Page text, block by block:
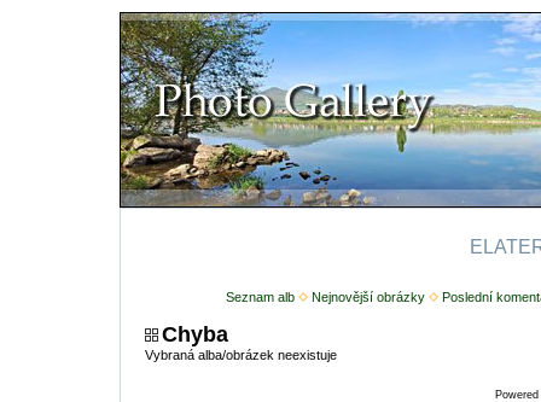
Seznam alb Nejnovější obrázky Poslední
Chyba
Vybraná alba/obrázek neexistuje